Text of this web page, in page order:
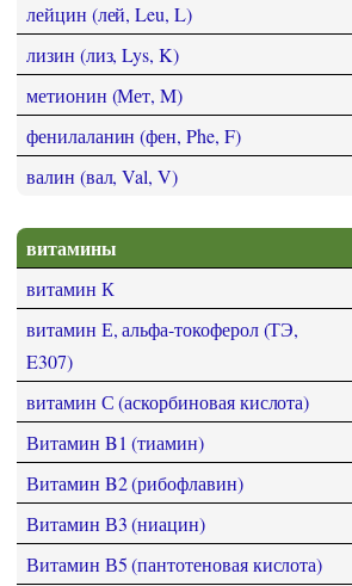
лейцин (лей, Leu, L)
лизин (лиз, Lys, K)
метионин (Мет, M)
фенилаланин (фен, Phe, F)
валин (вал, Val, V)
витамины
витамин К
витамин Е, альфа-токоферол (ТЭ,
E307)
витамин С (аскорбиновая кислота)
Витамин B1 (тиамин)
Витамин B2 (рибофлавин)
Витамин В3 (ниацин)
Витамин В5 (пантотеновая кислота)